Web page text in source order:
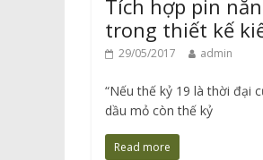
Tích hợp pin
trong thiết kế
29/05/2017 admin
“Nếu thế kỷ 19 là thời đại
dầu mỏ còn thế kỷ
Read more